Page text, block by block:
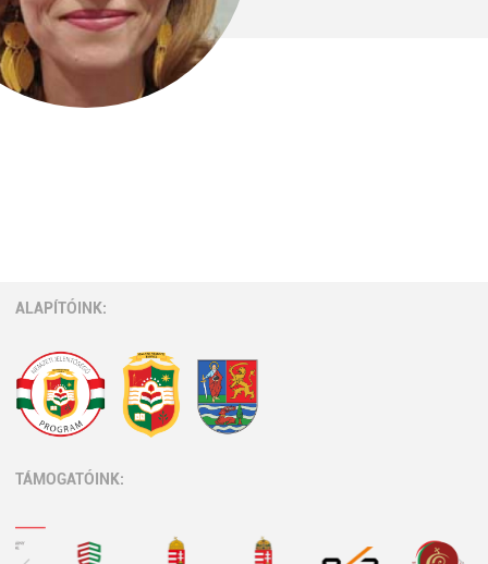
ALAPÍTÓINK:
TÁMOGATÓINK: